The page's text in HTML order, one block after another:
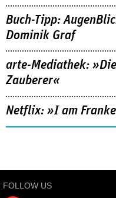
Buch-Tipp:
Dominik Graf
arte-Mediathek:
Zauberer«
Netflix: »I am
FOLLOW US